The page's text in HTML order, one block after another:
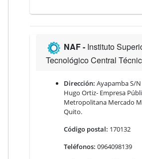
NAF - Instituto
Tecnológico Central
Dirección: Ayapamba S/
Hugo Ortiz- Empresa
Metropolitana Mercado
Quito.
Código postal: 170132
Teléfonos: 0964098139